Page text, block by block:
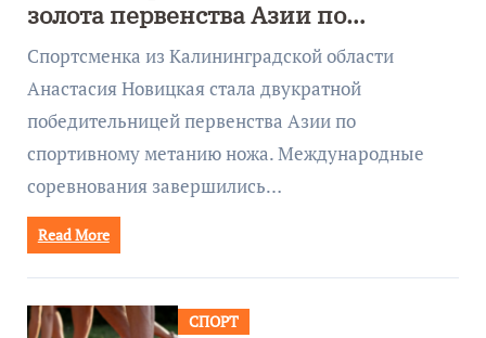
золота первенства Азии по
метанию ножа
Спортсменка из Калининградской области
Анастасия Новицкая стала двукратной
победительницей первенства Азии по
спортивному метанию ножа. Международные
соревнования завершились…
Read More
СПОРТ